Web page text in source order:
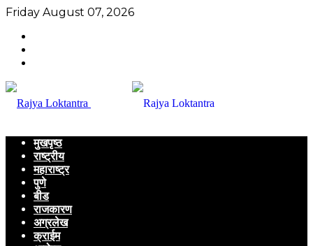
Friday August 07, 2026
मुखपृष्ठ
राष्ट्रीय
महाराष्ट्र
पुणे
बीड
राजकारण
अग्रलेख
क्राईम